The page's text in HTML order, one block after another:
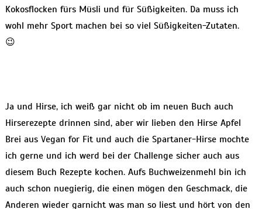
Kokosflocken fürs Müsli und für Süßigkeiten. Da muss ich
wohl mehr Sport machen bei so viel Süßigkeiten-Zutaten.
😉
Ja und Hirse, ich weiß gar nicht ob im neuen Buch auch
Hirserezepte drinnen sind, aber wir lieben den Hirse Apfel
Brei aus Vegan for Fit und auch die Spartaner-Hirse mochte
ich gerne und ich werd bei der Challenge sicher auch aus
diesem Buch Rezepte kochen. Aufs Buchweizenmehl bin ich
auch schon nuegierig, die einen mögen den Geschmack, die
Anderen wieder garnicht was man so liest und hört von den